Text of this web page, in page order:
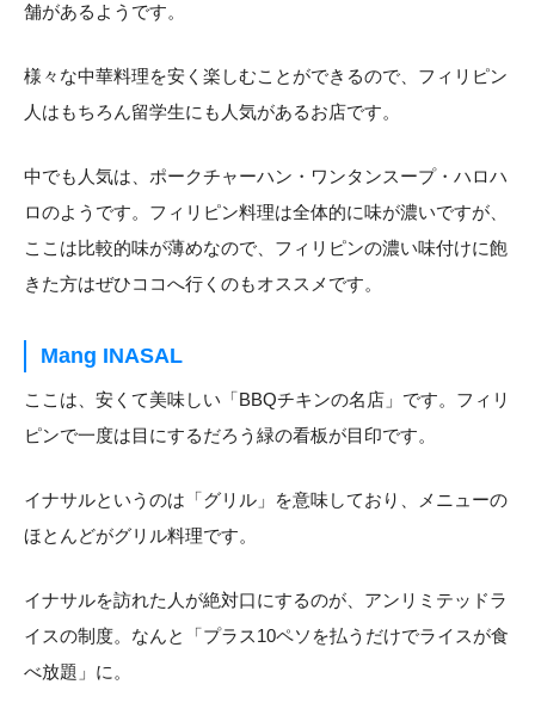
舗があるようです。
様々な中華料理を安く楽しむことができるので、フィリピン
人はもちろん留学生にも人気があるお店です。
中でも人気は、ポークチャーハン・ワンタンスープ・ハロハ
ロのようです。フィリピン料理は全体的に味が濃いですが、
ここは比較的味が薄めなので、フィリピンの濃い味付けに飽
きた方はぜひココへ行くのもオススメです。
Mang INASAL
ここは、安くて美味しい「BBQチキンの名店」です。フィリ
ピンで一度は目にするだろう緑の看板が目印です。
イナサルというのは「グリル」を意味しており、メニューの
ほとんどがグリル料理です。
イナサルを訪れた人が絶対口にするのが、アンリミテッドラ
イスの制度。なんと「プラス10ペソを払うだけでライスが食
べ放題」に。